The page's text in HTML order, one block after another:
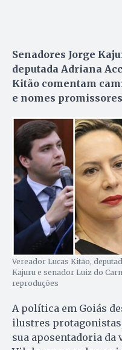
Senadores Jorge
deputada Adriana
Kitão comentam
e nomes
Vereador Lucas Kitão,
Kajuru e senador Luiz do
reproduções
A política em Goiás
ilustres
sua aposentadoria da